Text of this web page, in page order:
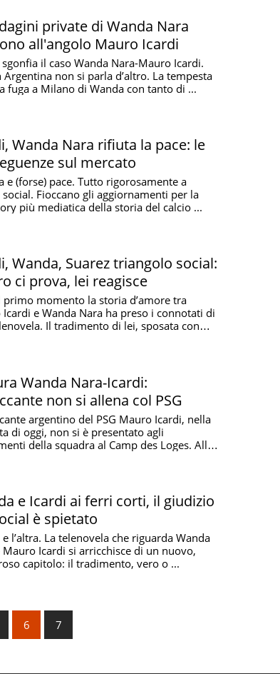
private di Wanda Nara
all'angolo Mauro Icardi
il caso Wanda Nara-Mauro Icardi.
Argentina non si parla d’altro. La tempesta
fuga a Milano di Wanda con tanto di ...
Wanda Nara rifiuta la pace: le
sul mercato
e (forse) pace. Tutto rigorosamente a
social. Fioccano gli aggiornamenti per la
più mediatica della storia del calcio ...
Wanda, Suarez triangolo social:
ci prova, lei reagisce
primo momento la storia d’amore tra
e Wanda Nara ha preso i connotati di
Il tradimento di lei, sposata con
Wanda Nara-Icardi:
non si allena col PSG
argentino del PSG Mauro Icardi, nella
di oggi, non si è presentato agli
della squadra al Camp des Loges. Alla
e Icardi ai ferri corti, il giudizio
è spietato
l’altra. La telenovela che riguarda Wanda
Mauro Icardi si arricchisce di un nuovo,
capitolo: il tradimento, vero o ...
6 7